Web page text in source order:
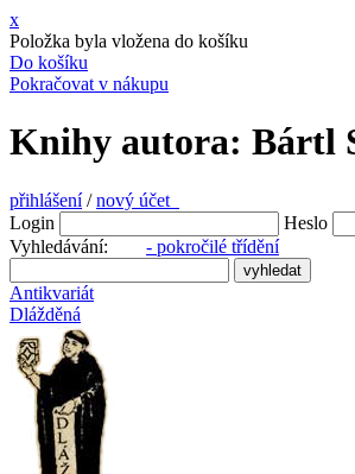
x
Položka byla vložena do košíku
Do košíku
Pokračovat v nákupu
Knihy autora: Bártl
přihlášení/nový účet
Login
Heslo
Vyhledávání: - pokročilé třídění
Antikvariát
Dlážděná